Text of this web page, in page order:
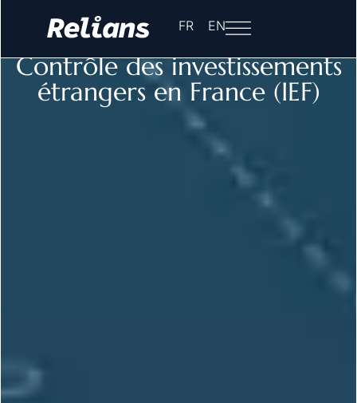
FR EN
Contrôle des investissements étrangers en
France - IEF - FDI Screening
Contrôle des investissements
étrangers en France (IEF)